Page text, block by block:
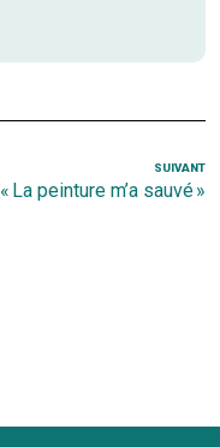
SUIVANT
« La peinture m’a sauvé »